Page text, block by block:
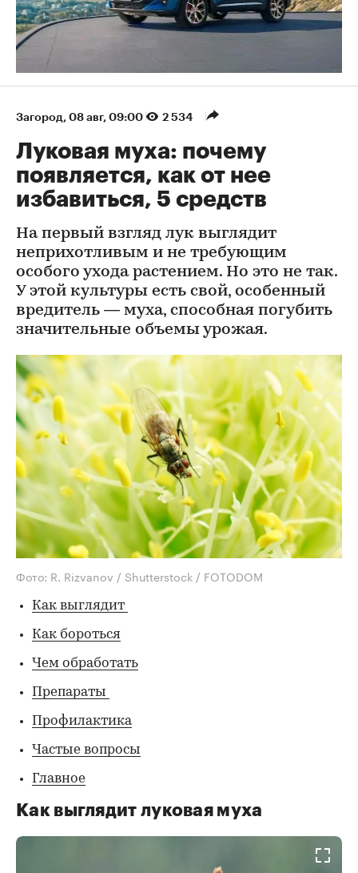
Загород 08 авг, 09:00 2 534
Луковая муха: почему
появляется, как от нее
избавиться, 5 средств
На первый взгляд лук выглядит
неприхотливым и не требующим
особого ухода растением. Но это не так.
У этой культуры есть свой, особенный
вредитель — муха, способная погубить
значительные объемы урожая.
Фото: R. Rizvanov / Shutterstock / FOTODOM
Как выглядит
Как бороться
Чем обработать
Препараты
Профилактика
Частые вопросы
Главное
Как выглядит луковая муха